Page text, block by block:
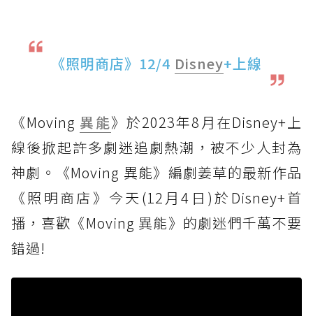
《照明商店》12/4 Disney+上線
《Moving 異能》於2023年8月在Disney+上
線後掀起許多劇迷追劇熱潮，被不少人封為
神劇。《Moving 異能》編劇姜草的最新作品
《照明商店》今天(12月4日)於Disney+首
播，喜歡《Moving 異能》的劇迷們千萬不要
錯過!